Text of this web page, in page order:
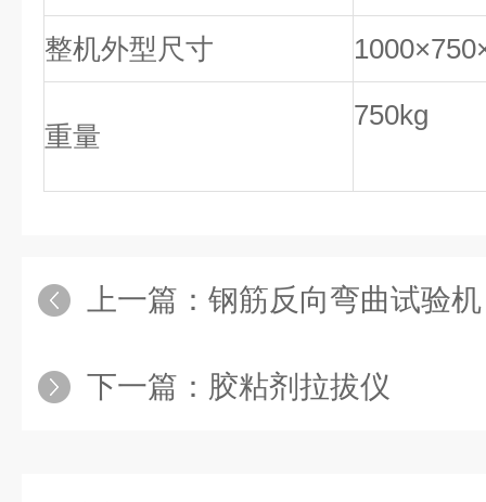
整机外型尺寸
重量
750kg
上一篇： 钢筋反向弯曲试验机
下一篇： 胶粘剂拉拔仪